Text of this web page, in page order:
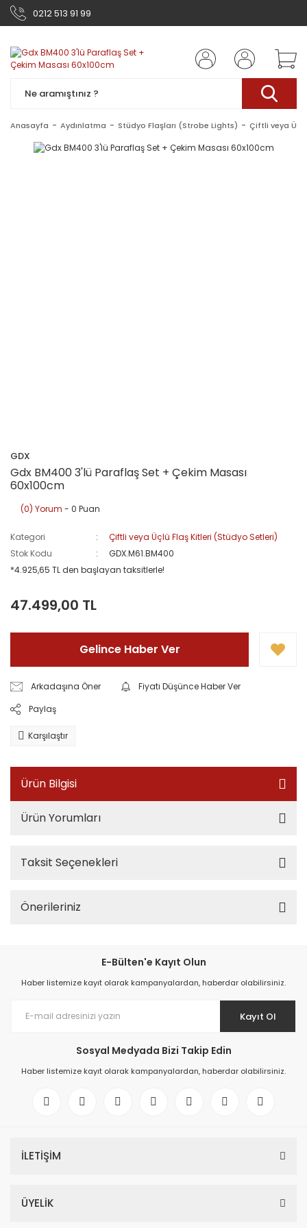
0212 513 91 99
Anasayfa Aydınlatma Stüdyo Flaşları (Strobe Lights) Çiftli veya
GDX
Gdx BM400 3'lü Paraflaş Set + Çekim Masası
60x100cm
(0) Yorum - 0 Puan
Kategori
Çiftli veya Üçlü Flaş Kitleri (Stüdyo Setleri)
Stok Kodu
GDX.M61.BM400
*4.925,65 TL den başlayan taksitlerle!
47.499,00 TL
Gelince Haber Ver
Arkadaşına Öner
Fiyatı Düşünce Haber Ver
Paylaş
Karşılaştır
Ürün Bilgisi
Ürün Yorumları
Taksit Seçenekleri
Önerileriniz
E-Bülten'e Kayıt Olun
Haber listemize kayıt olarak kampanyalardan, haberdar olabilirsiniz.
Kayıt Ol
Sosyal Medyada Bizi Takip Edin
Haber listemize kayıt olarak kampanyalardan, haberdar olabilirsiniz.
İLETİŞİM
ÜYELİK